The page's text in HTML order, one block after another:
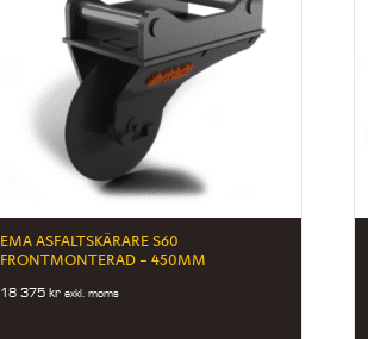
EMA ASFALTSKÄRARE S60
FRONTMONTERAD – 450MM
18 375kr exkl. moms